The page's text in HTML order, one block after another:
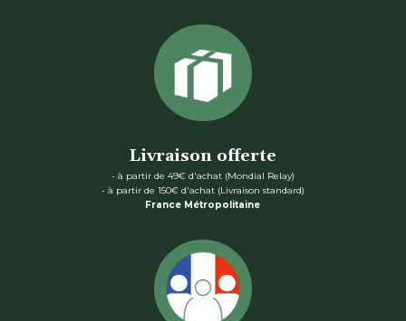
Livraison offerte
- à partir de 49€ d'achat (Mondial Relay)
- à partir de 150€ d'achat (Livraison standard)
France Métropolitaine